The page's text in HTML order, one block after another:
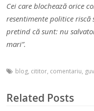
Cei care blochează orice
resentimente politice riscă
pretind că sunt: nu
mari”.
blog, cititor, comentariu,
Related Posts